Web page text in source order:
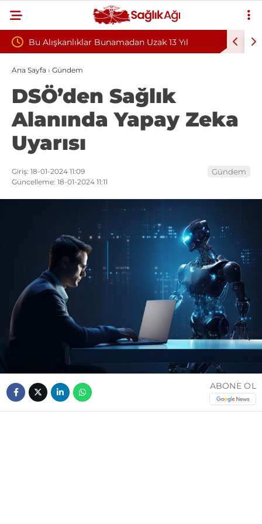
Uzak 13 Yıl Teşvik Ek Ödemede Düzenleme
Hastaneleri Genel Müdürü’ne İletti
Ana Sayfa › Gündem
DSÖ’den Sağlık
Alanında Yapay Zeka
Uyarısı
Giriş: 18-01-2024 11:09
Güncelleme: 18-01-2024 11:11
Gündem
ABONE OL